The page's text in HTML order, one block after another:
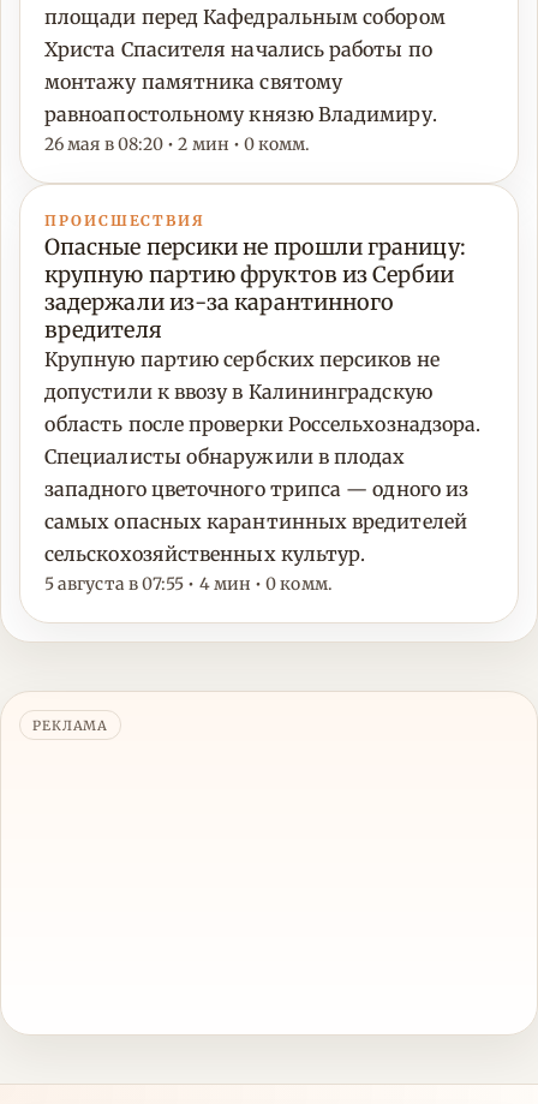
площади перед Кафедральным собором
Христа Спасителя начались работы по
монтажу памятника святому
равноапостольному князю Владимиру.
26 мая в 08:20 • 2 мин • 0 комм.
ПРОИСШЕСТВИЯ
Опасные персики не прошли границу:
крупную партию фруктов из Сербии
задержали из-за карантинного
вредителя
Крупную партию сербских персиков не
допустили к ввозу в Калининградскую
область после проверки Россельхознадзора.
Специалисты обнаружили в плодах
западного цветочного трипса — одного из
самых опасных карантинных вредителей
сельскохозяйственных культур.
5 августа в 07:55 • 4 мин • 0 комм.
РЕКЛАМА